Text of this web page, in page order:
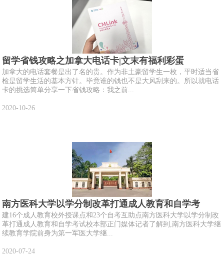
留学省钱攻略之加拿大电话卡|文末有福利彩蛋
加拿大的电话套餐是出了名的贵。作为非土豪留学生一枚，平时适当省
检是留学生活的基本方针。毕竟谁的钱也不是大风刮来的。所以就电话
卡的挑选简单分享一下省钱攻略：我之前...
2020-10-26
南方医科大学以学分制改革打通成人教育和自学考
建16个成人教育校外授课点和23个自考互助点南方医科大学以学分制改
革打通成人教育和自学考试校本部正门媒体记者了解到,南方医科大学继
续教育学院前身为第一军医大学继...
2020-07-24